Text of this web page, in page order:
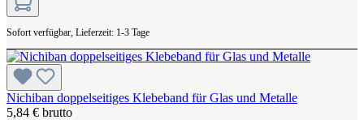
Sofort verfügbar, Lieferzeit: 1-3 Tage
Nichiban doppelseitiges Klebeband für Glas und Metalle
5,84 € brutto